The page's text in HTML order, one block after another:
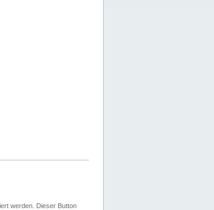
werden. Dieser Button